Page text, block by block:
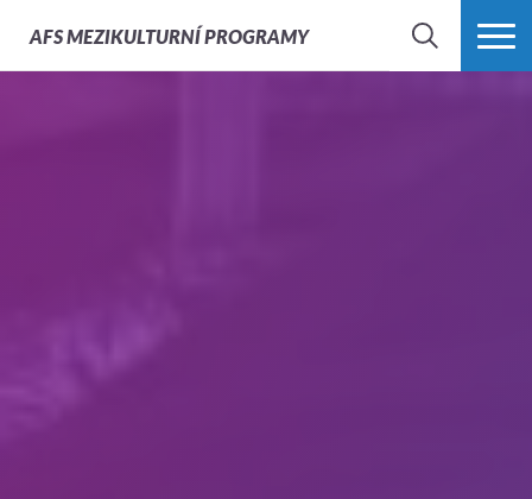
AFSMEZIKULTURNÍ PROGRAMY
HLEDAT VÍCE